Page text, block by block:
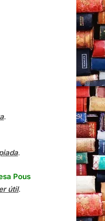
.
.
Pous
útil.